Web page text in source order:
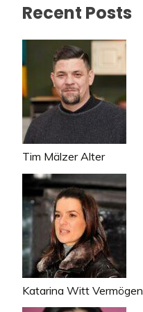
Recent Posts
Tim Mälzer Alter
Katarina Witt Vermögen